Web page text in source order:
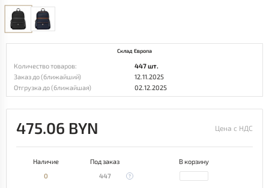
Склад Европа
Количество товаров:
447 шт.
Заказ до (ближайший)
12.11.2025
Отгрузка до (ближайшая)
02.12.2025
475.06 BYN Цена с НДС
Наличие Под заказ
В корзину
0
447